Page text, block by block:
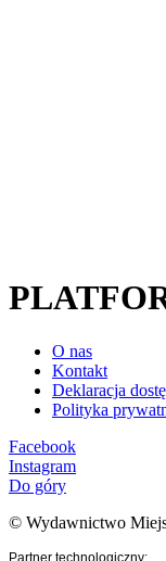
O nas
Kontakt
Deklaracja
Polityka
Facebook
Instagram
Do góry
© Wydawnictwo
Partner technologiczny: